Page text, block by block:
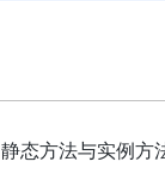
静态方法与实例方